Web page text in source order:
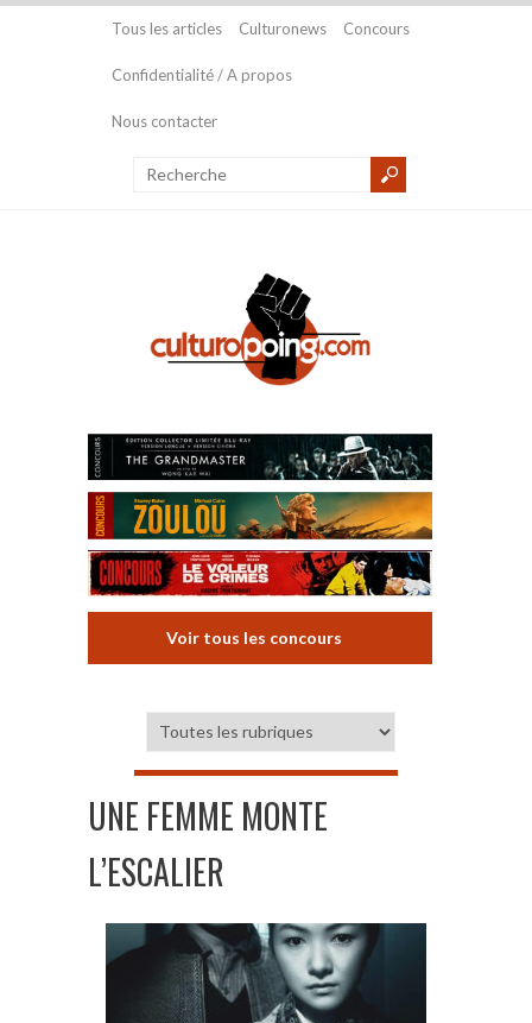
Tous les articles Culturonews Concours
Confidentialité / A propos
Nous contacter
Voir tous les concours
UNE FEMME MONTE
L’ESCALIER